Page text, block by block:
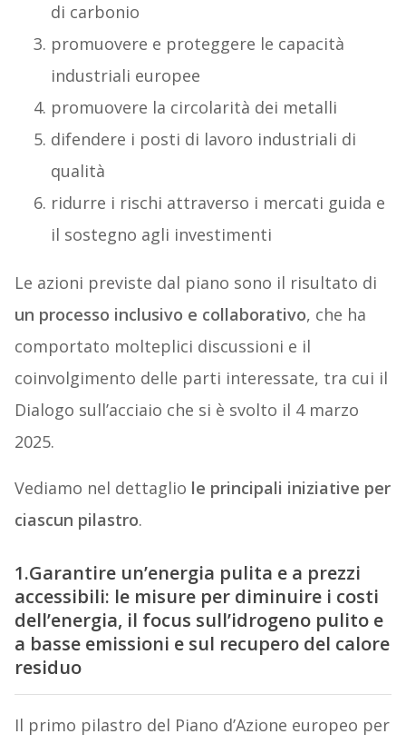
di carbonio
promuovere e proteggere le capacità
industriali europee
promuovere la circolarità dei metalli
difendere i posti di lavoro industriali di
qualità
ridurre i rischi attraverso i mercati guida e
il sostegno agli investimenti
Le azioni previste dal piano sono il risultato di
un processo inclusivo e collaborativo, che ha
comportato molteplici discussioni e il
coinvolgimento delle parti interessate, tra cui il
Dialogo sull’acciaio che si è svolto il 4 marzo
2025.
Vediamo nel dettaglio le principali iniziative per
ciascun pilastro.
1.Garantire un’energia pulita e a prezzi
accessibili: le misure per diminuire i costi
dell’energia, il focus sull’idrogeno pulito e
a basse emissioni e sul recupero del calore
residuo
Il primo pilastro del Piano d’Azione europeo per